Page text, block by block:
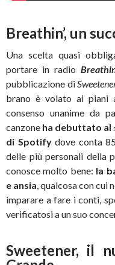
Breathin’, un
Una scelta quasi
portare in radio
pubblicazione di
brano è volato ai piani
consenso unanime da
canzone ha debuttato al
di Spotifydove conta
delle più personali della
conosce molto bene: la
e ansia , qualcosa con cui
imparare a fare i conti,
verificatosi a un suo
Sweetener, il